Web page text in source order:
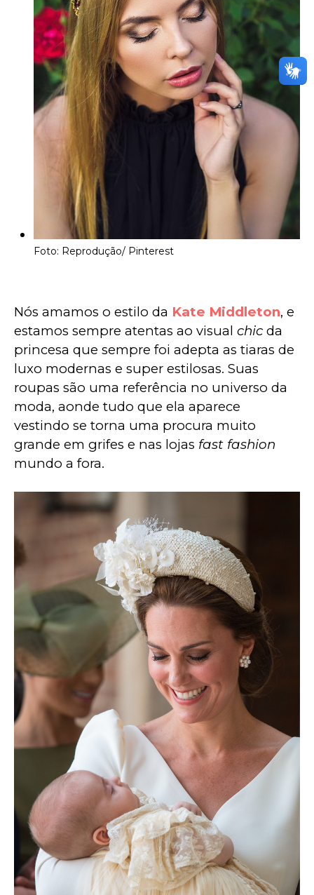
Foto: Reprodução/ Pinterest
Nós amamos o estilo da Kate Middleton, e
estamos sempre atentas ao visual chic da
princesa que sempre foi adepta as tiaras de
luxo modernas e super estilosas. Suas
roupas são uma referência no universo da
moda, aonde tudo que ela aparece
vestindo se torna uma procura muito
grande em grifes e nas lojas fast fashion
mundo a fora.